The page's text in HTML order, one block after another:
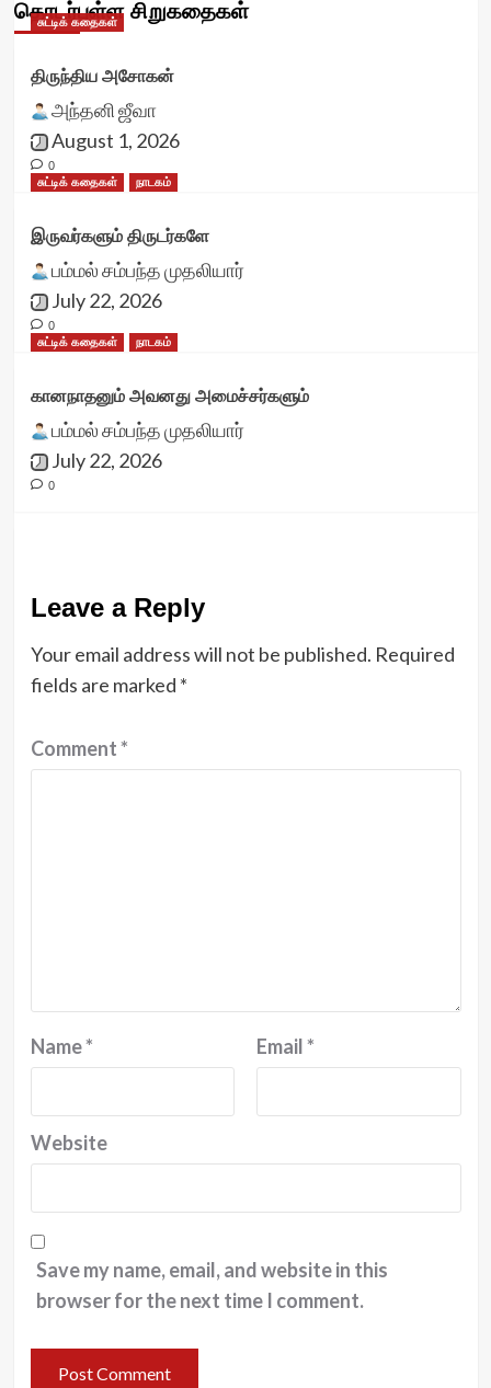
தொடர்புள்ள சிறுகதைகள்
சுட்டிக் கதைகள்
திருந்திய அசோகன்
அந்தனி ஜீவா
August 1, 2026
0
சுட்டிக் கதைகள்
நாடகம்
இருவர்களும் திருடர்களே
பம்மல் சம்பந்த முதலியார்
July 22, 2026
0
சுட்டிக் கதைகள்
நாடகம்
கானநாதனும் அவனது அமைச்சர்களும்
பம்மல் சம்பந்த முதலியார்
July 22, 2026
0
Leave a Reply
Your email address will not be published. Required
fields are marked *
Comment*
Name* Email*
Website
Save my name, email, and website in this
browser for the next time I comment.